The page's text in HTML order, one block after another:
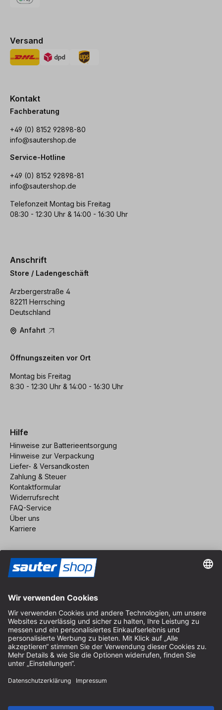
Versand
Kontakt
Fachberatung
+49 (0) 8152 92898-80
info@sautershop.de
Service-Hotline
+49 (0) 8152 92898-81
info@sautershop.de
Telefonzeit Montag bis Freitag
08:30 - 12:30 Uhr & 14:00 - 16:30 Uhr
Anschrift
Store / Ladengeschäft
Arzbergerstraße 4
82211 Herrsching
Deutschland
Anfahrt
Öffnungszeiten vor Ort
Montag bis Freitag
8:30 - 12:30 Uhr & 14:00 - 16:30 Uhr
Hilfe
Hinweise zur Batterieentsorgung
Hinweise zur Verpackung
Liefer- & Versandkosten
Zahlung & Steuer
Kontaktformular
Widerrufsrecht
FAQ-Service
Über uns
Karriere
Impressum
AGB
Datenschutz
Cookie-Einstellungen
© 2026 sauter GmbH
* kostenloser Versand ab 150 Euro Bestellwert innerhalb